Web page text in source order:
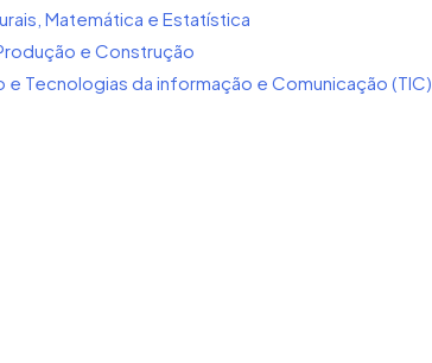
Matemática e Estatística
e Construção
Tecnologias da informação e Comunicação (TIC)